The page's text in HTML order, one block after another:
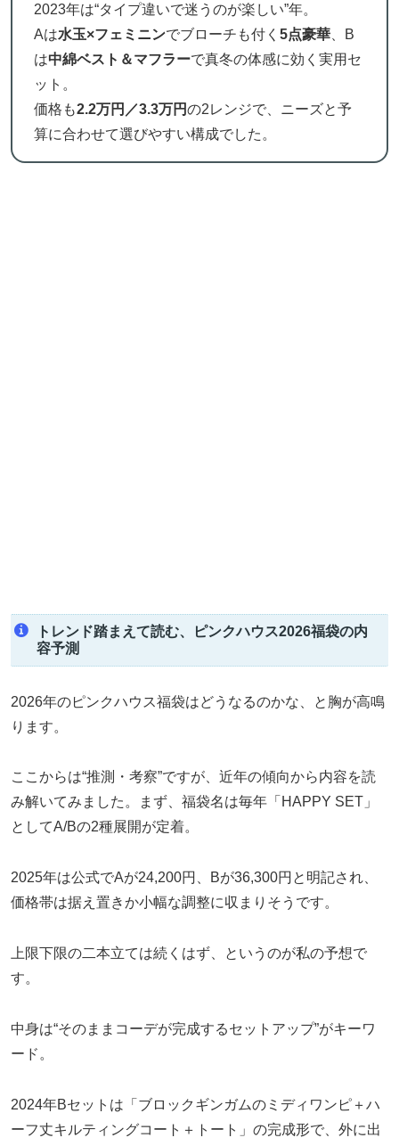
2023年は“タイプ違いで迷うのが楽しい”年。
Aは水玉×フェミニンでブローチも付く 5点豪華 、B
は中綿ベスト＆マフラーで真冬の体感に効く実用セ
ット。
価格も2.2万円／3.3万円の2レンジで、ニーズと予
算に合わせて選びやすい構成でした。
トレンド踏まえて読む、ピンクハウス2026福袋の内
容予測
2026年のピンクハウス福袋はどうなるのかな、と胸が高鳴
ります。
ここからは“推測・考察”ですが、近年の傾向から内容を読
み解いてみました。まず、福袋名は毎年「HAPPY SET」
としてA/Bの2種展開が定着。
2025年は公式でAが24,200円、Bが36,300円と明記され、
価格帯は据え置きか小幅な調整に収まりそうです。
上限下限の二本立ては続くはず、というのが私の予想で
す。
中身は“そのままコーデが完成するセットアップ”がキーワ
ード。
2024年Bセットは「ブロックギンガムのミディワンピ＋ハ
ーフ丈キルティングコート＋トート」の完成形で、外に出